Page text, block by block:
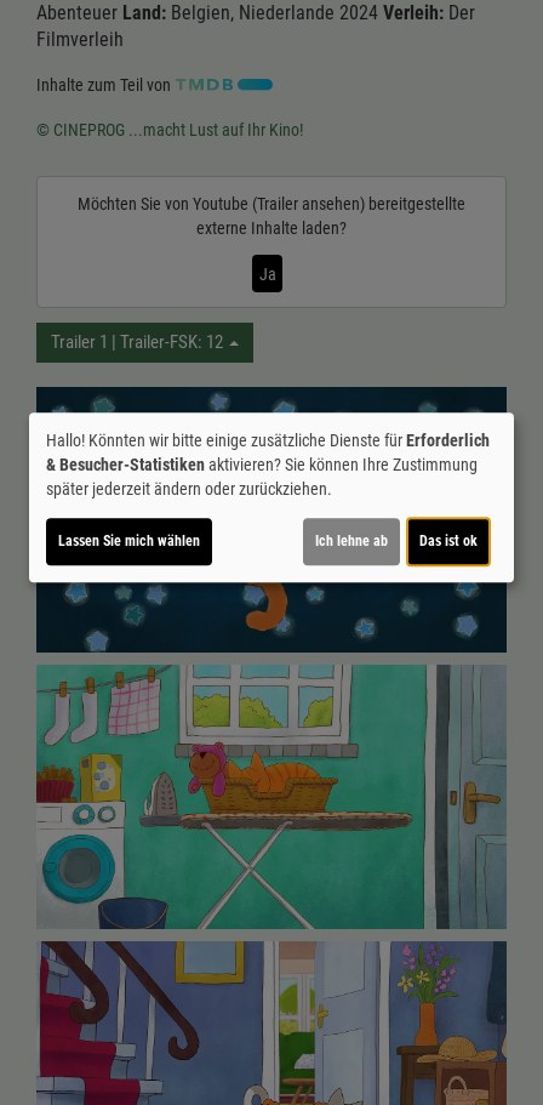
Abenteuer Land: Belgien, Niederlande 2024 Verleih: Der
Filmverleih
Inhalte zum Teil von
© CINEPROG ...macht Lust auf Ihr Kino!
Möchten Sie von Youtube (Trailer ansehen) bereitgestellte
externe Inhalte laden?
Ja
Trailer 1 | Trailer-FSK: 12
Hallo! Könnten wir bitte einige zusätzliche Dienste fürErforderlich
& Besucher-Statistikenaktivieren? Sie können Ihre Zustimmung
später jederzeit ändern oder zurückziehen.
Lassen Sie mich wählen Ich lehne ab Das ist ok